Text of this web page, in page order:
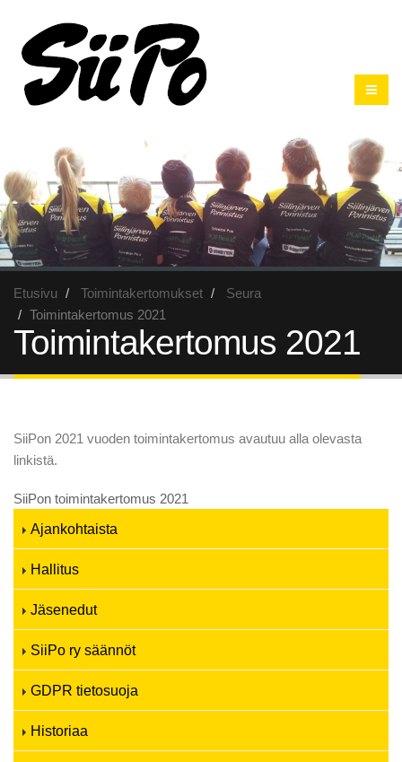
Etusivu Toimintakertomukset
Seura
Toimintakertomus 2021
Toimintakertomus 2021
SiiPon 2021 vuoden toimintakertomus avautuu alla olevasta
linkistä.
SiiPon toimintakertomus 2021
Ajankohtaista
Hallitus
Jäsenedut
SiiPo ry säännöt
GDPR tietosuoja
Historiaa